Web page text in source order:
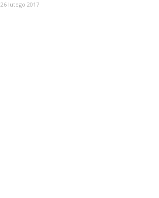
26 lutego 2017